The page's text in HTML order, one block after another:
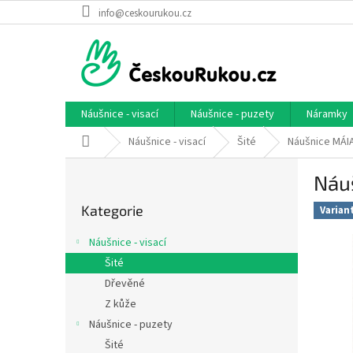
na
info@ceskourukou.cz
Náušnice - visací Náušnice - puzety Náramky
Domů Náušnice - visací Šité Náušnice
a
n
kategorie
Kategorie
Náušnice - visací
Šité
Dřevěné
Z kůže
Náušnice - puzety
Šité